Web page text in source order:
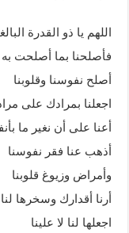
اللهم يا ذو القدرة
فأصلحنا بما أصلحت
أصلح نفوسنا وقلوبنا
اجعلنا بمرادك على
أعنا على أن نغير ما
أذهب عنا فقر نفوسنا
وأمراض وزيوغ قلوبنا
أرنا أقدارك وسخرها لنا
اجعلها لنا لا علينا